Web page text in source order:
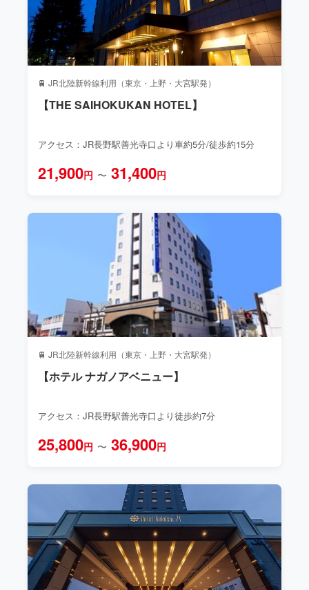
🚆 JR北陸新幹線利用（東京・上野・大宮駅発）
【THE SAIHOKUKAN HOTEL】
アクセス：JR長野駅善光寺口より車約5分/徒歩約15分
21,900円 〜 31,400円
🚆 JR北陸新幹線利用（東京・上野・大宮駅発）
【ホテル ナガノアベニュー】
アクセス：JR長野駅善光寺口より徒歩約7分
25,800円 〜 36,900円